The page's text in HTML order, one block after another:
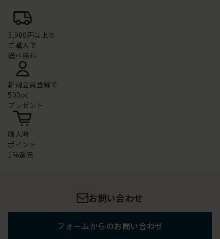
3,980円以上の
ご購入で
送料無料
新規会員登録で
500pt
プレゼント
購入時
ポイント
1%還元
お問い合わせ
フォームからのお問い合わせ